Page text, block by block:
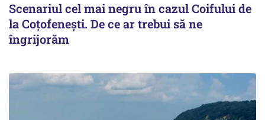
Scenariul cel mai negru în cazul Coifului de
la Coțofenești. De ce ar trebui să ne
îngrijorăm